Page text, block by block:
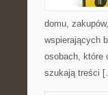
domu,
wspierających
osobach, które
szukają treści